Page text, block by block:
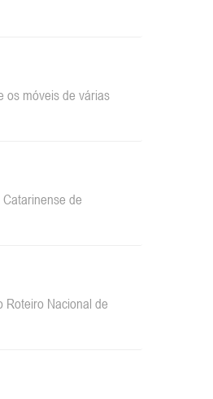
os móveis de várias
de
Roteiro Nacional de